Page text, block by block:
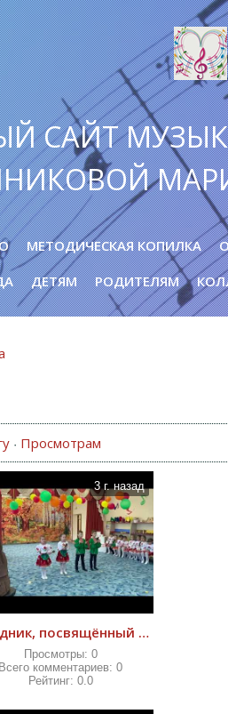
САЙТ
МЕТОДИЧЕСКАЯ КОПИЛКА
ДЕТЯМ РОДИТЕЛЯМ
· Просмотрам
3 г. назад
Праздник, посвящённый Дню пожилого человека
Просмотры: 0
Всего комментариев:0
Рейтинг: 0.0